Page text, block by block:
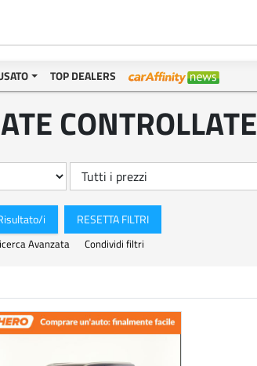
TOP DEALERS
CONTROLLATE
i RESETTA FILTRI
Avanzata Condividi filtri